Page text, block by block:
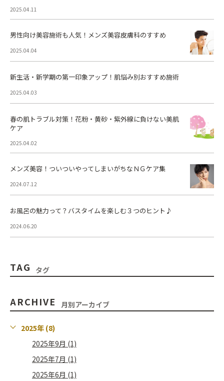
2025.04.11
男性向け美容施術も人気！メンズ美容皮膚科のすすめ
2025.04.04
新生活・新学期の第一印象アップ！肌悩み別おすすめ施術
2025.04.03
春の肌トラブル対策！花粉・黄砂・紫外線に負けない美肌
ケア
2025.04.02
メンズ美容！ついついやってしまいがちなＮＧケア集
2024.07.12
お風呂の魅力って？バスタイムを楽しむ３つのヒント♪
2024.06.20
TAG タグ
ARCHIVE 月別アーカイブ
2025年 (8)
2025年9月 (1)
2025年7月 (1)
2025年6月 (1)